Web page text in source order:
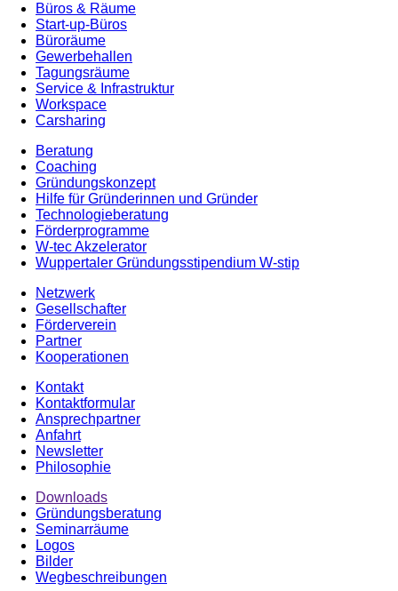
Büros & Räume
Start-up-Büros
Büroräume
Gewerbehallen
Tagungsräume
Service & Infrastruktur
Workspace
Carsharing
Beratung
Coaching
Gründungskonzept
Hilfe für Gründerinnen und Gründer
Technologieberatung
Förderprogramme
W-tec Akzelerator
Wuppertaler Gründungsstipendium W-stip
Netzwerk
Gesellschafter
Förderverein
Partner
Kooperationen
Kontakt
Kontaktformular
Ansprechpartner
Anfahrt
Newsletter
Philosophie
Downloads
Gründungsberatung
Seminarräume
Logos
Bilder
Wegbeschreibungen